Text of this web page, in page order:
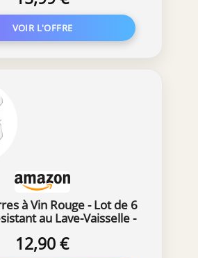
à Vin Rouge - Lot de 6
au Lave-Vaisselle -
12,90 €